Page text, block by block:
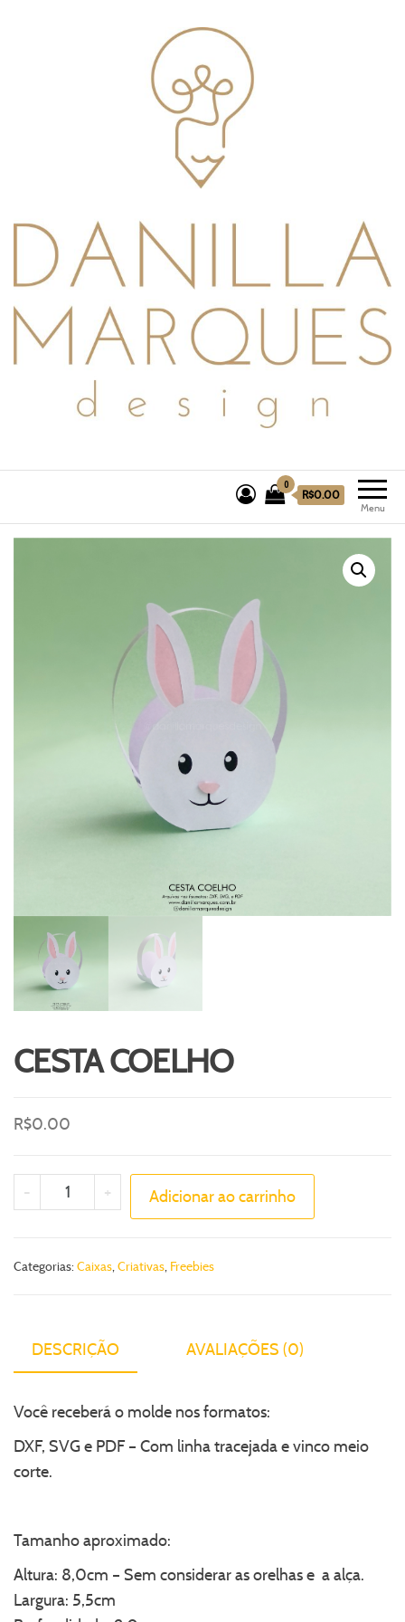
Menu
0
R$0.00
CESTA COELHO
R$0.00
- + Adicionar ao carrinho
Categorias: Caixas Criativas Freebies
DESCRIÇÃO AVALIAÇÕES (0)
Você receberá o molde nos formatos:
DXF, SVG e PDF – Com linha tracejada e vinco meio
corte.
Tamanho aproximado:
Altura: 8,0cm – Sem considerar as orelhas e a alça.
Largura: 5,5cm